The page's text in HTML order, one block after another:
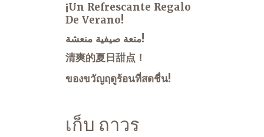
¡Un Refrescante Regalo
De Verano!
متعة صيفية منعشة!
清爽的夏日甜点！
ของขวัญฤดูร้อนที่สดชื่น!
เก็บ ถาวร